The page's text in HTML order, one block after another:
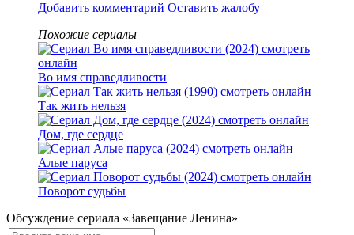
Добавить комментарий Оставить жалобу
Похожие сериалы
Во имя справедливости
Так жить нельзя
Дом, где сердце
Алые паруса
Поворот судьбы
Обсуждение сериала «Завещание Ленина»